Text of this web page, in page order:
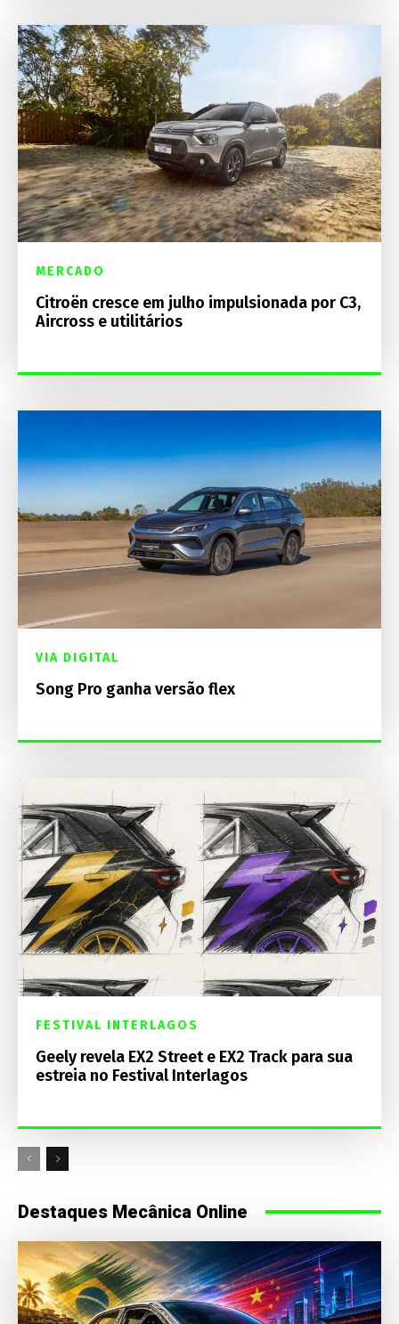
MERCADO
Citroën cresce em julho impulsionada por C3,
Aircross e utilitários
VIA DIGITAL
Song Pro ganha versão flex
FESTIVAL INTERLAGOS
Geely revela EX2 Street e EX2 Track para sua
estreia no Festival Interlagos
Destaques Mecânica Online